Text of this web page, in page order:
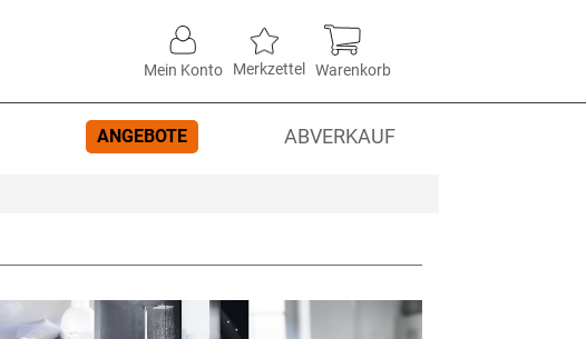
Mein Konto Merkzettel Warenkorb
ANGEBOTE ABVERKAUF